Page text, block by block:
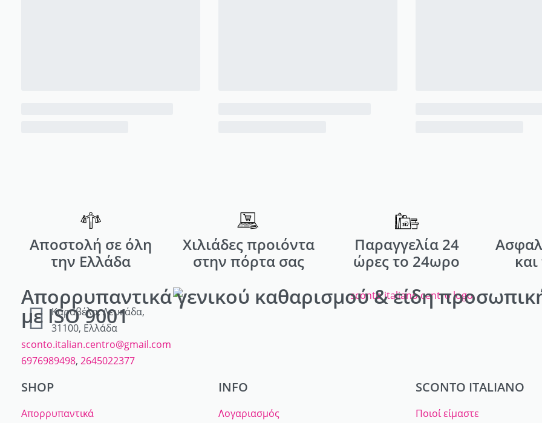
Αποστολή σε όλη
την Ελλάδα
Χιλιάδες προιόντα
στην πόρτα σας
Παραγγελία 24
ώρες το 24ωρο
Απορρυπαντικά γενικού καθαρισμού & είδη
με ISO 9001
Καραβέλα, Λευκάδα,
31100, Ελλάδα
sconto.italian.centro@gmail.com
6976989498, 2645022377
SHOP
Απορρυπαντικά
INFO
Λογαριασμός
SCONTO ITALIANO
Ποιοί είμαστε